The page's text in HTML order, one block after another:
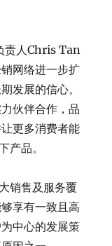
责人Chris Tan
网络进一步扩
发展的信心。
伙伴合作，品
更多消费者能
产品。
销售及服务覆
享有一致且高
中心的发展策